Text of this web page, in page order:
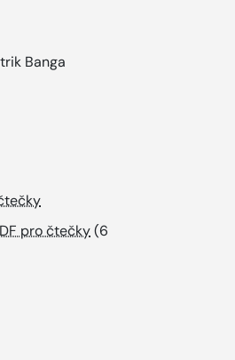
Banga
pro čtečky(6